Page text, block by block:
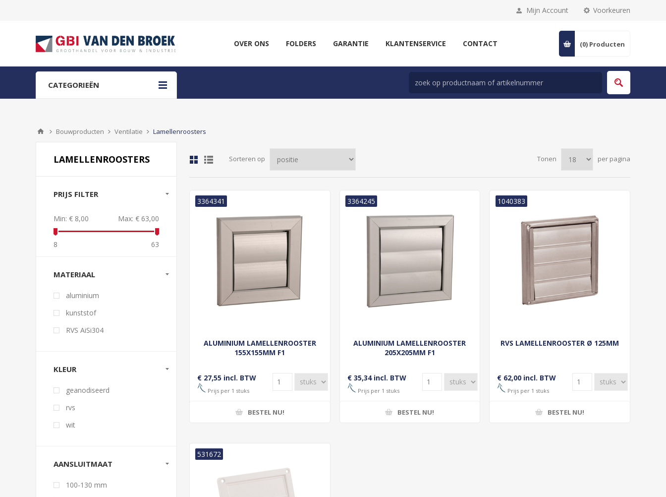
Voorkeuren
Mijn Account
OVER ONS FOLDERS GARANTIE KLANTENSERVICE CONTACT (0) Producten
CATEGORIEËN
Bouwproducten Ventilatie Lamellenroosters
Sorteren op Tonen per pagina
ALUMINIUM LAMELLENROOSTER
155X155MM F1
3364341
€ 27,55 incl. BTW
Prijs per 1 stuks
BESTEL NU!
ALUMINIUM LAMELLENROOSTER
205X205MM F1
3364245
€ 35,34 incl. BTW
Prijs per 1 stuks
BESTEL NU!
RVS LAMELLENROOSTER Ø 125MM
1040383
€ 62,00 incl. BTW
Prijs per 1 stuks
BESTEL NU!
531672
LAMELLENROOSTERS
PRIJS FILTER
Min: € 8,00 Max: € 63,00
8 63
MATERIAAL
aluminium
kunststof
RVS AiSi304
KLEUR
geanodiseerd
rvs
wit
AANSLUITMAAT
100-130 mm